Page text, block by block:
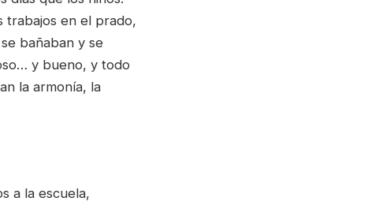
trabajos en el prado,
bañaban y se
y bueno, y todo
la armonía, la
a la escuela,